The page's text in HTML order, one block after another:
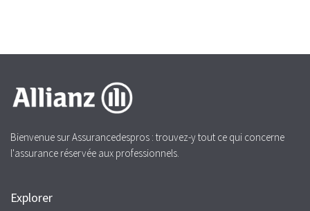
Bienvenue sur Assurancedespros : trouvez-y tout ce qui concerne
l'assurance réservée aux professionnels.
Explorer